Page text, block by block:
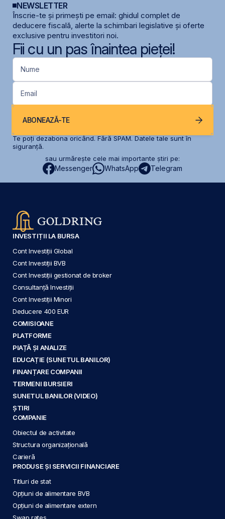
NEWSLETTER
Înscrie-te și primești pe email: ghidul complet de
deducere fiscală, alerte la schimbari legislative și oferte
exclusive pentru investitori noi.
Fii cu un pas înaintea pieței!
Nume
Email
ABONEAZĂ-TE
Te poți dezabona oricând. Fără SPAM. Datele tale sunt în
siguranță.
sau urmărește cele mai importante știri pe:
Messenger WhatsApp Telegram
INVESTIȚII LA BURSA
Cont Investiții Global
Cont Investiții BVB
Cont Investiții gestionat de broker
Consultanță Investiții
Cont Investiții Minori
Deducere 400 EUR
COMISIOANE
PLATFORME
PIAȚĂ ȘI ANALIZE
EDUCAȚIE (SUNETUL BANILOR)
FINANȚARE COMPANII
TERMENI BURSIERI
SUNETUL BANILOR (VIDEO)
ȘTIRI
COMPANIE
Obiectul de activitate
Structura organizațională
Carieră
PRODUSE ȘI SERVICII FINANCIARE
Titluri de stat
Opțiuni de alimentare BVB
Opțiuni de alimentare extern
Swap rates